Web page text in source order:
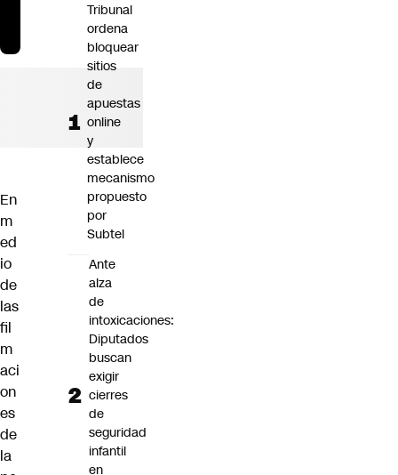
En
m
ed
io
de
las
fil
m
aci
on
es
de
la
Tribunal
ordena
bloquear
sitios
de
apuestas
online
y
establece
mecanismo
propuesto
por
Subtel
Ante
alza
de
intoxicaciones:
Diputados
buscan
exigir
cierres
de
seguridad
infantil
en